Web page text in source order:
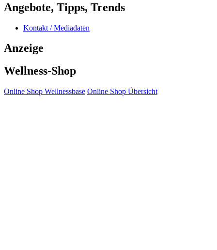
Angebote, Tipps, Trends
Kontakt / Mediadaten
Anzeige
Wellness-Shop
Online Shop Wellnessbase Online Shop Übersicht